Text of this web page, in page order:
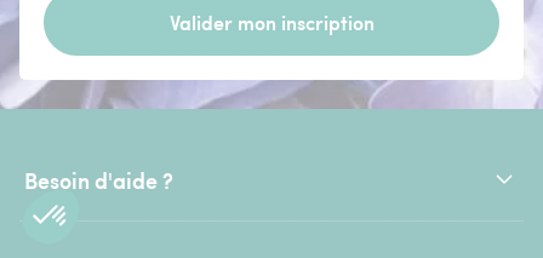
Valider mon inscription
Besoin d'aide ?